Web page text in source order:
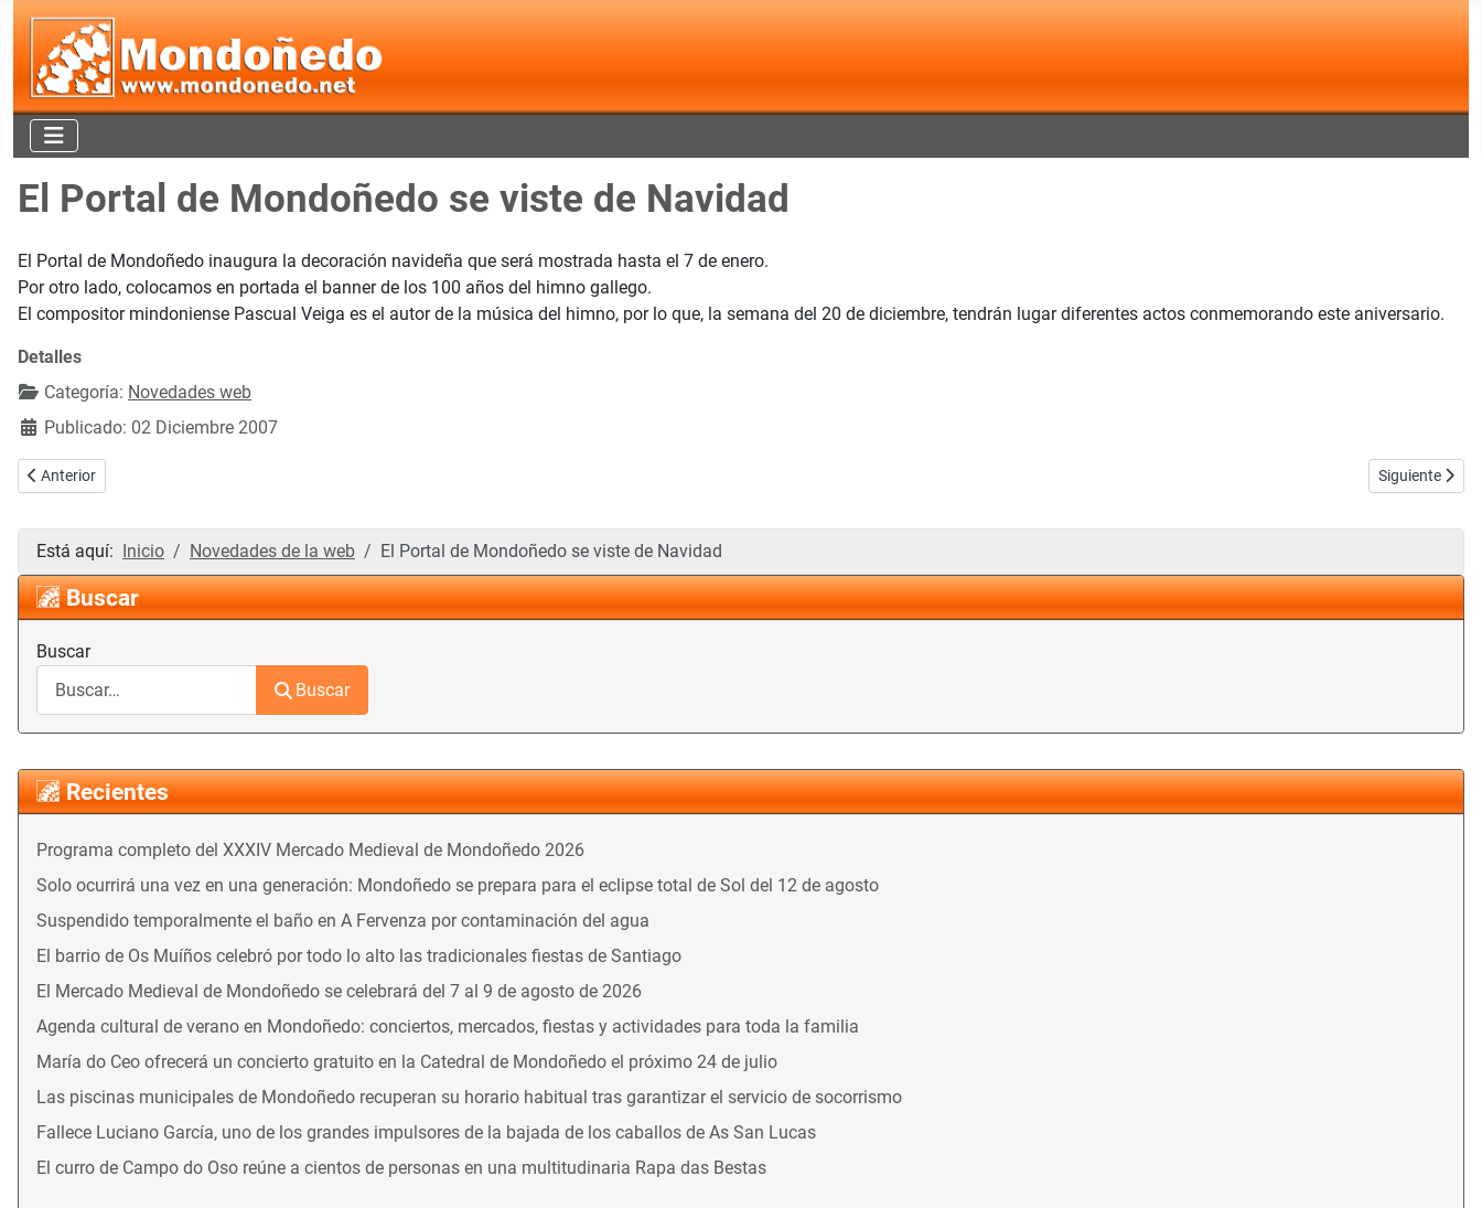
El Portal de Mondoñedo se viste de Navidad
El Portal de Mondoñedo inaugura la decoración navideña que será mostrada hasta el 7 de enero.
Por otro lado, colocamos en portada el banner de los 100 años del himno gallego.
El compositor mindoniense Pascual Veiga es el autor de la música del himno, por lo que, la semana del 20 de diciembre, tendrán lugar diferentes actos conmemorando este aniversario.
Detalles
Categoría: Novedades web
Publicado: 02 Diciembre 2007
Artículo anterior: El Portal de Mondoñedo les desea un feliz año nuevo
Anterior Artículo
Siguiente
Está aquí: Inicio Novedades de la web El Portal de Mondoñedo se viste de Navidad
Buscar
Buscar
Buscar
Recientes
Programa completo del XXXIV Mercado Medieval de Mondoñedo 2026
Solo ocurrirá una vez en una generación: Mondoñedo se prepara para el eclipse total de Sol del 12 de agosto
Suspendido temporalmente el baño en A Fervenza por contaminación del agua
El barrio de Os Muíños celebró por todo lo alto las tradicionales fiestas de Santiago
El Mercado Medieval de Mondoñedo se celebrará del 7 al 9 de agosto de 2026
Agenda cultural de verano en Mondoñedo: conciertos, mercados, fiestas y actividades para toda la familia
María do Ceo ofrecerá un concierto gratuito en la Catedral de Mondoñedo el próximo 24 de julio
Las piscinas municipales de Mondoñedo recuperan su horario habitual tras garantizar el servicio de socorrismo
Fallece Luciano García, uno de los grandes impulsores de la bajada de los caballos de As San Lucas
El curro de Campo do Oso reúne a cientos de personas en una multitudinaria Rapa das Bestas